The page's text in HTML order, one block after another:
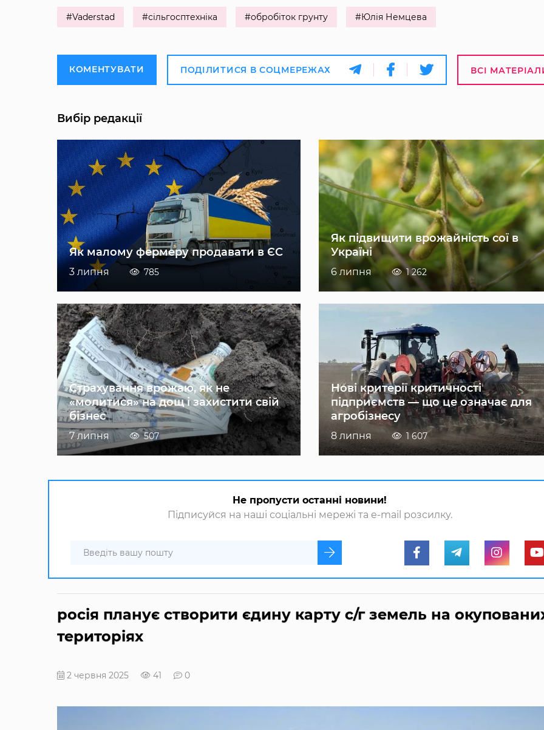
#Vaderstad #сільгосптехніка #обробіток грунту #Юлія Немцева
КОМЕНТУВАТИ ПОДІЛИТИСЯ В СОЦМЕРЕЖАХ ВСІ
Вибір редакції
Як малому фермеру продавати в ЄС
3 липня 785
Як підвищити врожайність сої в
Україні
6 липня 1 262
Страхування врожаю, як не
«молитися» на дощ і захистити свій
бізнес
7 липня 507
Нові критерії критичності
підприємств — що це означає для
агробізнесу
8 липня 1 607
Не пропусти останні новини!
Підписуйся на наші соціальні мережі та e-mail розсилку.
росія планує створити єдину карту с/г земель на
територіях
2 червня 2025 41 0